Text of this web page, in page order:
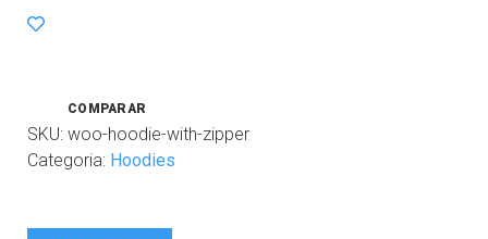
COMPARAR
SKU: woo-hoodie-with-zipper
Categoria: Hoodies